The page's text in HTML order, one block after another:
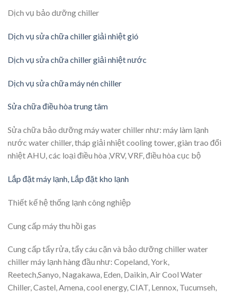
Dịch vụ bảo dưỡng chiller
Dịch vụ sửa chữa chiller giải nhiệt gió
Dịch vụ sửa chữa chiller giải nhiệt nước
Dịch vụ sửa chữa máy nén chiller
Sửa chữa điều hòa trung tâm
Sửa chữa bảo dưỡng máy water chiller như: máy làm lạnh
nước water chiller, tháp giải nhiệt cooling tower, giàn trao đổi
nhiệt AHU, các loại điều hòa ,VRV, VRF, điều hòa cục bộ
Lắp đặt máy lạnh, Lắp đặt kho lạnh
Thiết kế hệ thống lạnh công nghiệp
Cung cấp máy thu hồi gas
Cung cấp tẩy rửa, tẩy cáu cặn và bảo dưỡng chiller water
chiller máy lạnh hàng đầu như: Copeland, York,
Reetech,Sanyo, Nagakawa, Eden, Daikin, Air Cool Water
Chiller, Castel, Amena, cool energy, CIAT, Lennox, Tucumseh,